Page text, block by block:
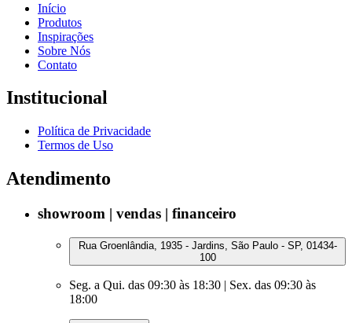
Início
Produtos
Inspirações
Sobre Nós
Contato
Institucional
Política de Privacidade
Termos de Uso
Atendimento
showroom | vendas | financeiro
Rua Groenlândia, 1935 - Jardins, São Paulo - SP, 01434-
100
Seg. a Qui. das 09:30 às 18:30 | Sex. das 09:30 às
18:00